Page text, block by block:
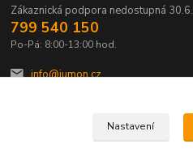
Zákaznická podpora nedostupná 30.6.
799 540 150
Po-Pá: 8:00-13:00 hod.
info@jumon.cz
Nastavení